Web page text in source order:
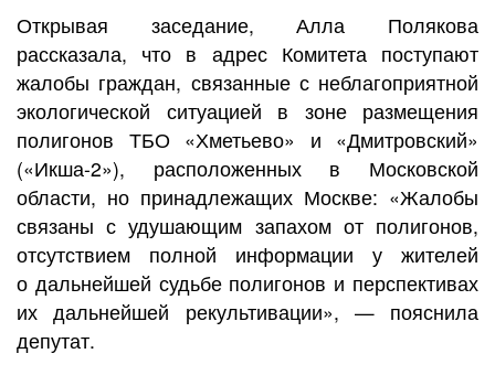
Открывая заседание, Алла Полякова
рассказала, что в адрес Комитета поступают
жалобы граждан, связанные с неблагоприятной
экологической ситуацией в зоне размещения
полигонов ТБО «Хметьево» и «Дмитровский»
(«Икша-2»), расположенных в Московской
области, но принадлежащих Москве: «Жалобы
связаны с удушающим запахом от полигонов,
отсутствием полной информации у жителей
о дальнейшей судьбе полигонов и перспективах
их дальнейшей рекультивации», — пояснила
депутат.